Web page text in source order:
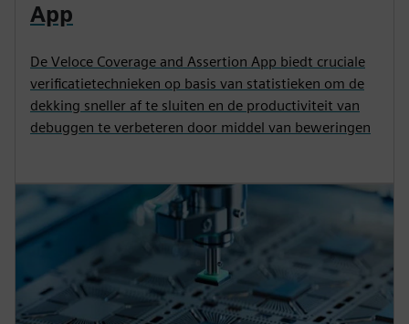
App
De Veloce Coverage and Assertion App biedt cruciale
verificatietechnieken op basis van statistieken om de
dekking sneller af te sluiten en de productiviteit van
debuggen te verbeteren door middel van beweringen